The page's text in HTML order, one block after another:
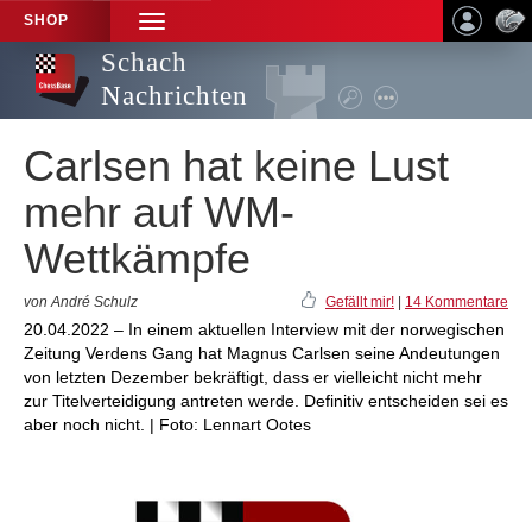
SHOP
TOGGLE
NAVIGATION
Schach
Nachrichten
Carlsen hat keine Lust
mehr auf WM-
Wettkämpfe
von André Schulz Gefällt mir! 14 Kommentare
20.04.2022 – In einem aktuellen Interview mit der norwegischen
Zeitung Verdens Gang hat Magnus Carlsen seine Andeutungen
von letzten Dezember bekräftigt, dass er vielleicht nicht mehr
zur Titelverteidigung antreten werde. Definitiv entscheiden sei es
aber noch nicht. | Foto: Lennart Ootes